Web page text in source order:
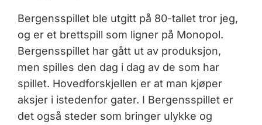
Bergensspillet ble utgitt på 80-tallet tror jeg,
og er et brettspill som ligner på Monopol.
Bergensspillet har gått ut av produksjon,
men spilles den dag i dag av de som har
spillet. Hovedforskjellen er at man kjøper
aksjer i istedenfor gater. I Bergensspillet er
det også steder som bringer ulykke og